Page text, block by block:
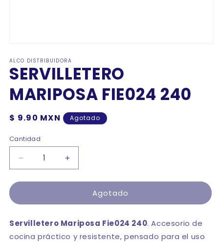
multimedia
1
en
ventana
modal
ALCO DISTRIBUIDORA
SERVILLETERO
MARIPOSA FIE024 240
Precio
$ 9.90 MXN Agotado
Cantidad
Cantidad
Reducir
cantidad
para
MARIPOSA
240
Aumentar
cantidad
para
SERVILLETERO
MARIPOSA
240
Agotado
Servilletero Mariposa Fie024 240. Accesorio de
cocina práctico y resistente, pensado para el uso